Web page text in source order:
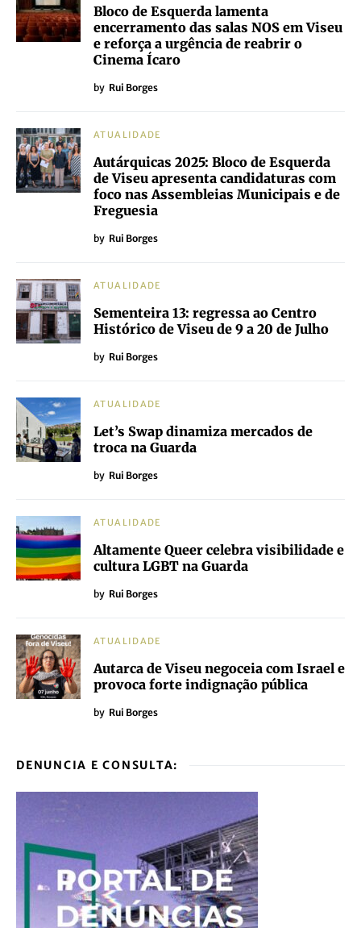
Bloco de Esquerda lamenta
encerramento das salas NOS em Viseu
e reforça a urgência de reabrir o
Cinema Ícaro
by Rui Borges
ATUALIDADE
Autárquicas 2025: Bloco de Esquerda
de Viseu apresenta candidaturas com
foco nas Assembleias Municipais e de
Freguesia
by Rui Borges
ATUALIDADE
Sementeira 13: regressa ao Centro
Histórico de Viseu de 9 a 20 de Julho
by Rui Borges
ATUALIDADE
Let’s Swap dinamiza mercados de
troca na Guarda
by Rui Borges
ATUALIDADE
Altamente Queer celebra visibilidade e
cultura LGBT na Guarda
by Rui Borges
ATUALIDADE
Autarca de Viseu negoceia com Israel e
provoca forte indignação pública
by Rui Borges
DENUNCIA E CONSULTA: